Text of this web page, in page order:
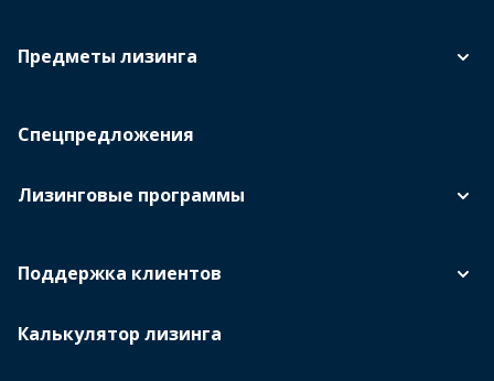
Предметы лизинга
Спецпредложения
Лизинговые программы
Поддержка клиентов
Калькулятор лизинга